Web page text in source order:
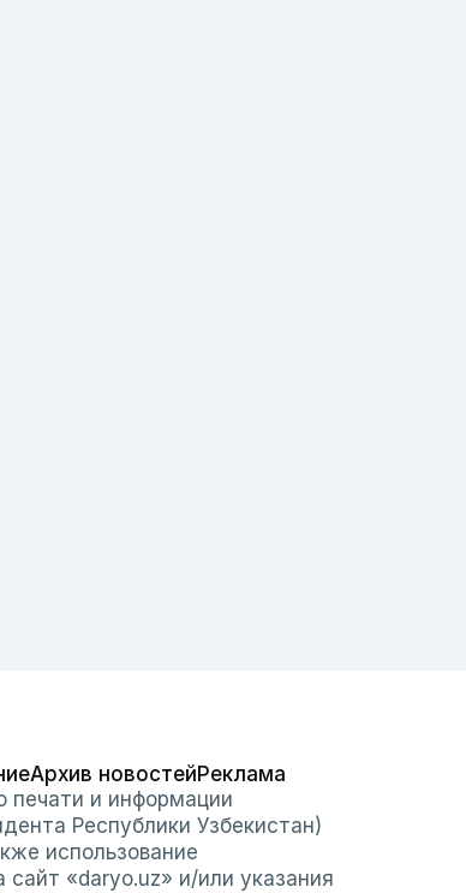
Архив новостейРеклама
печати и информации
Республики Узбекистан)
использование
сайт «daryo.uz» и/или указания